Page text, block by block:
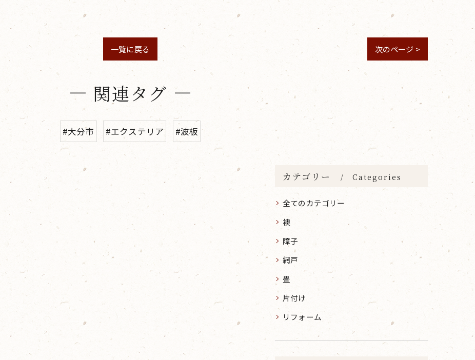
一覧に戻る 次のページ >
関連タグ
#大分市 #エクステリア #波板
カテゴリー Categories
全てのカテゴリー
襖
障子
網戸
畳
片付け
リフォーム